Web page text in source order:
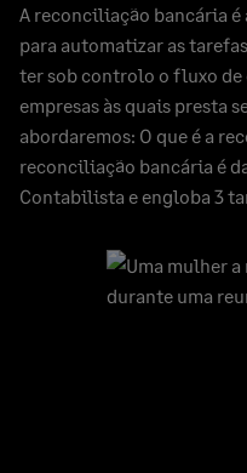
A reconciliação bancária é
para automatizar as
ter sob controlo o fluxo de
empresas às quais presta
abordaremos: O que é a
reconciliação bancária é
Contabilista e engloba 3